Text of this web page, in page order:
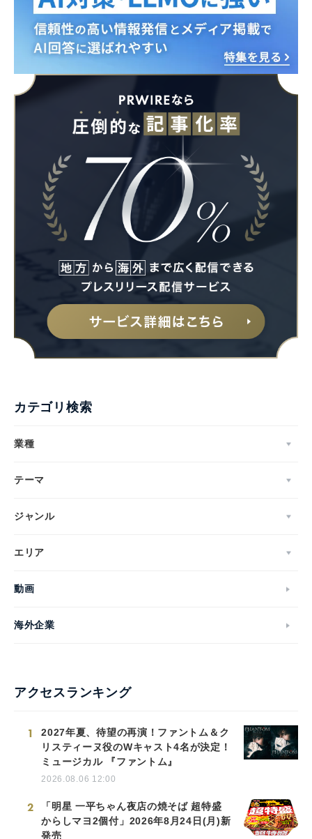
カテゴリ検索
業種
テーマ
ジャンル
エリア
動画
海外企業
アクセスランキング
1
2027年夏、待望の再演！ファントム＆ク
リスティーヌ役のWキャスト4名が決定！
ミュージカル 『ファントム』
2026.08.06 12:00
2
「明星 一平ちゃん夜店の焼そば 超特盛
からしマヨ2個付」2026年8月24日(月)新
発売